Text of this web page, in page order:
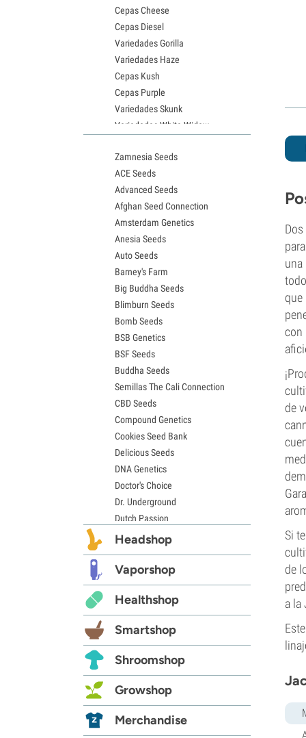
una
que
con
de
Si
de
a la
Cepas Cheese
Cepas Diesel
Variedades Gorilla
Variedades Haze
Cepas Kush
Cepas Purple
Variedades Skunk
Variedades White Widow
Semillas de Granddaddy Purple
Semillas de OG Kush
Semillas de Blue Dream
Semillas de Lemon Haze
Semillas de Bruce Banner
Semillas de Gelato
Semillas de Sour Diesel
Semillas de Jack Herer
Semillas de Girl Scout Cookies
Semillas de Wedding Cake
Semillas de Zkittlez
Semillas de Pineapple Express
Semillas de Chemdawg
Semillas de Hindu Kush
Semillas de Mimosa
Zamnesia Seeds
ACE Seeds
Advanced Seeds
Afghan Seed Connection
Amsterdam Genetics
Anesia Seeds
Auto Seeds
Barney's Farm
Big Buddha Seeds
Blimburn Seeds
Bomb Seeds
BSB Genetics
BSF Seeds
Buddha Seeds
Semillas The Cali Connection
CBD Seeds
Compound Genetics
Cookies Seed Bank
Delicious Seeds
DNA Genetics
Doctor's Choice
Dr. Underground
Dutch Passion
Elite Seeds
Exotic Seed
Expert Seeds
FastBuds
Female Seeds
French Touch Seeds
Garden of Green
GeneSeeds
G13 Labs
Grass-O-Matic
Headshop
Vaporshop
Healthshop
Smartshop
Shroomshop
Growshop
Merchandise